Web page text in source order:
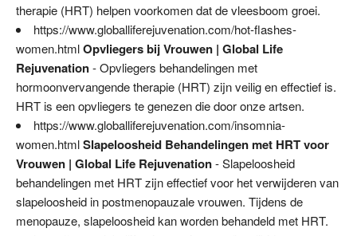
therapie (HRT) helpen voorkomen dat de vleesboom groei.
https://www.globalliferejuvenation.com/hot-flashes-
women.htmlOpvliegers bij Vrouwen | Global Life
Rejuvenation- Opvliegers behandelingen met
hormoonvervangende therapie (HRT) zijn veilig en effectief is.
HRT is een opvliegers te genezen die door onze artsen.
https://www.globalliferejuvenation.com/insomnia-
women.htmlSlapeloosheid Behandelingen met HRT voor
Vrouwen | Global Life Rejuvenation- Slapeloosheid
behandelingen met HRT zijn effectief voor het verwijderen van
slapeloosheid in postmenopauzale vrouwen. Tijdens de
menopauze, slapeloosheid kan worden behandeld met HRT.